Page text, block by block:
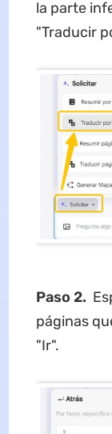
la parte
"Traducir
Paso 2.
páginas
"Ir".